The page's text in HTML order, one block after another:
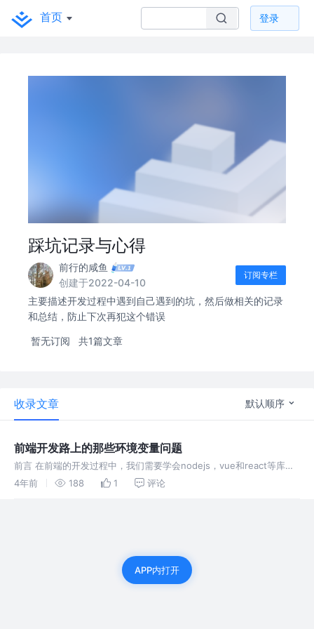
首页 登录
踩坑记录与心得
前行的咸鱼
创建于2022-04-10
订阅专栏
主要描述开发过程中遇到自己遇到的坑，然后做相关的记录
和总结，防止下次再犯这个错误
暂无订阅 共1篇文章
收录文章 默认顺序
前端开发路上的那些环境变量问题
前言 在前端的开发过程中，我们需要学会nodejs，vue和react等库和
插件的使用，但是在安装依赖的时候经常会报错“不是内部或外部的命
4年前 188 1 评论
APP内打开